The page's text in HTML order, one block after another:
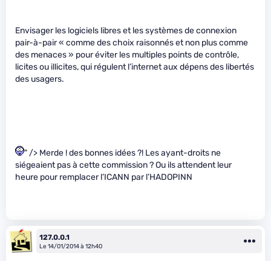
Envisager les logiciels libres et les systèmes de connexion
pair-à-pair « comme des choix raisonnés et non plus comme
des menaces » pour éviter les multiples points de contrôle,
licites ou illicites, qui régulent l’internet aux dépens des libertés
des usagers.
" /> Merde ! des bonnes idées ?! Les ayant-droits ne
siégeaient pas à cette commission ? Ou ils attendent leur
heure pour remplacer l’ICANN par l’HADOPINN
127.0.0.1
Le 14/01/2014 à 12h40